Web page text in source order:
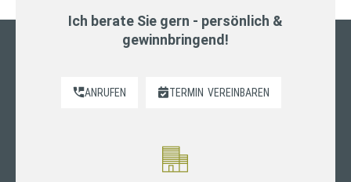
Ich berate Sie gern - persönlich &
gewinnbringend!
ANRUFEN TERMIN VEREINBAREN